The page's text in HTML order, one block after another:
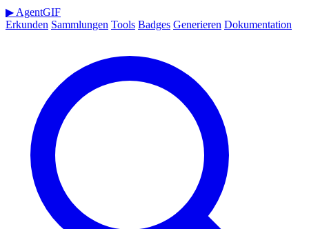
▶ AgentGIF
Erkunden Sammlungen Tools Badges Generieren Dokumentation